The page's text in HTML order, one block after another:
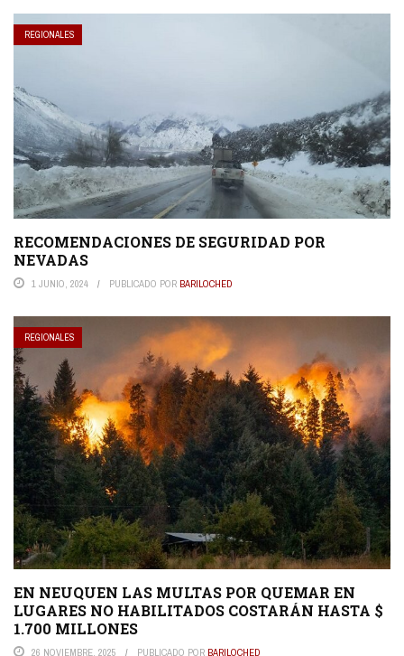
REGIONALES
RECOMENDACIONES DE SEGURIDAD POR
NEVADAS
1 JUNIO, 2024 PUBLICADO POR BARILOCHED
REGIONALES
EN NEUQUEN LAS MULTAS POR QUEMAR EN
LUGARES NO HABILITADOS COSTARÁN HASTA $
1.700 MILLONES
26 NOVIEMBRE, 2025 PUBLICADO POR BARILOCHED